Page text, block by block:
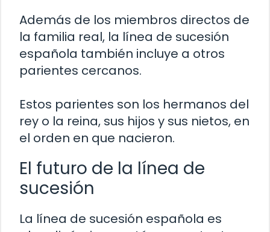
Además de los miembros directos de
la familia real, la línea de sucesión
española también incluye a otros
parientes cercanos.
Estos parientes son los hermanos del
rey o la reina, sus hijos y sus nietos, en
el orden en que nacieron.
El futuro de la línea de
sucesión
La línea de sucesión española es